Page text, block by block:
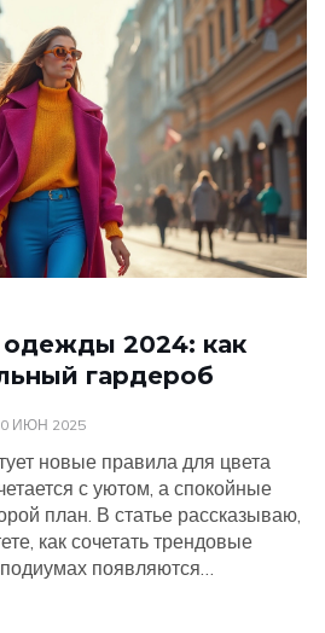
2024: как
гардероб
ИЮН 2025
новые правила для цвета
с уютом, а спокойные
план. В статье рассказываю,
как сочетать трендовые
появляются